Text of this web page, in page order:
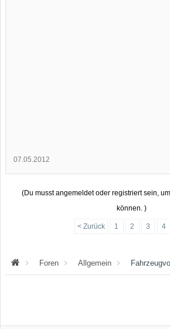
07.05.2012
(Du musst angemeldet oder registriert sein,
können. )
< Zurück 1 2 3 4
Foren Allgemein